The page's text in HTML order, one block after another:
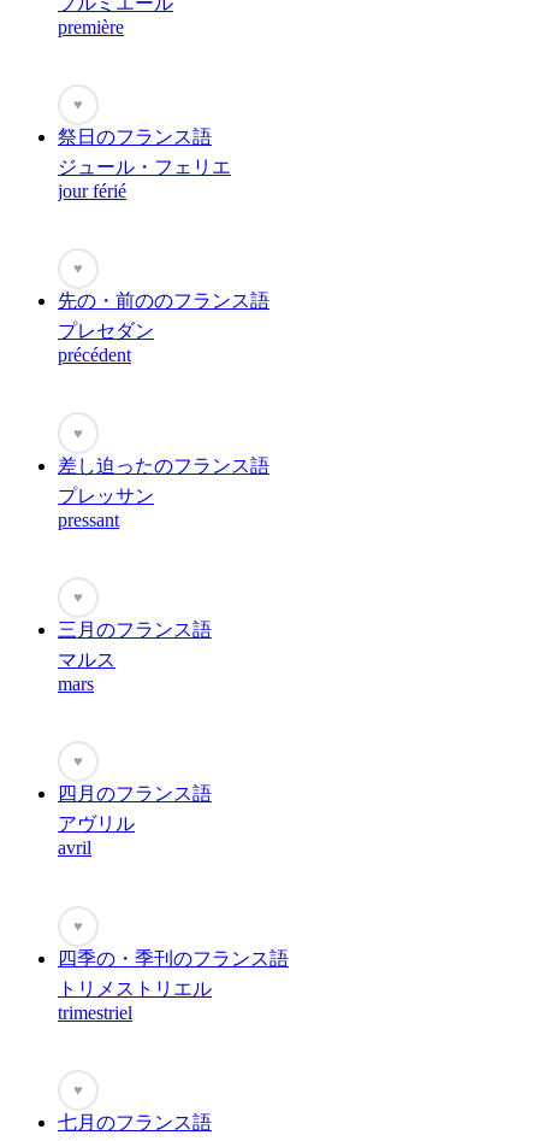
première
♥
祭日のフランス語
ジュール・フェリエ
jour férié
♥
先の・前ののフランス語
プレセダン
précédent
♥
差し迫ったのフランス語
プレッサン
pressant
♥
三月のフランス語
マルス
mars
♥
四月のフランス語
アヴリル
avril
♥
四季の・季刊のフランス語
トリメストリエル
trimestriel
♥
七月のフランス語